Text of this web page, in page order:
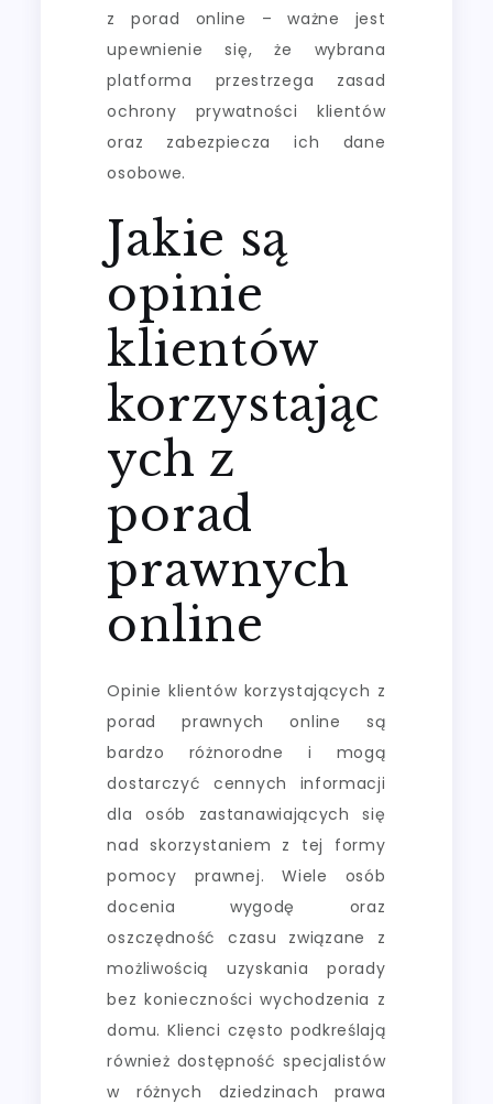
z porad online – ważne jest
upewnienie się, że wybrana
platforma przestrzega zasad
ochrony prywatności klientów
oraz zabezpiecza ich dane
osobowe.
Jakie są
opinie
klientów
korzystając
ych z
porad
prawnych
online
Opinie klientów korzystających z
porad prawnych online są
bardzo różnorodne i mogą
dostarczyć cennych informacji
dla osób zastanawiających się
nad skorzystaniem z tej formy
pomocy prawnej. Wiele osób
docenia wygodę oraz
oszczędność czasu związane z
możliwością uzyskania porady
bez konieczności wychodzenia z
domu. Klienci często podkreślają
również dostępność specjalistów
w różnych dziedzinach prawa